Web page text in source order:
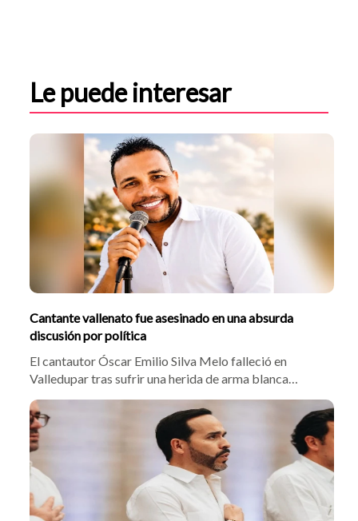
Le puede interesar
Cantante vallenato fue asesinado en una absurda
discusión por política
El cantautor Óscar Emilio Silva Melo falleció en
Valledupar tras sufrir una herida de arma blanca
durante una riña en medio de una discusión por política
el 20 de julio en Barranco de Loba. La víctima denunció
presunta negligencia médica antes de morir a causa de
las complicaciones de la lesión.